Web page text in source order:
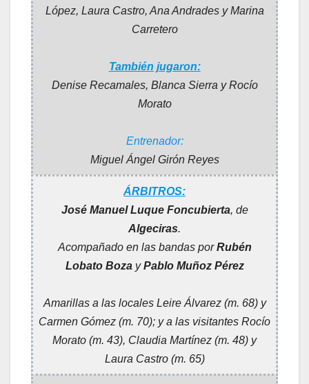
López, Laura Castro, Ana Andrades y Marina
Carretero
También jugaron:
Denise Recamales, Blanca Sierra y Rocío
Morato
Entrenador:
Miguel Ángel Girón Reyes
ÁRBITROS:
José Manuel Luque Foncubierta, de
Algeciras.
Acompañado en las bandas porRubén
Lobato BozayPablo Muñoz Pérez
Amarillas a las locales Leire Álvarez (m. 68) y
Carmen Gómez (m. 70); y a las visitantes Rocío
Morato (m. 43), Claudia Martínez (m. 48) y
Laura Castro (m. 65)